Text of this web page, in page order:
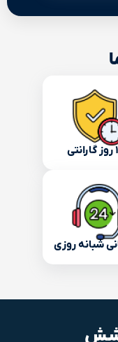
شبانه روزی